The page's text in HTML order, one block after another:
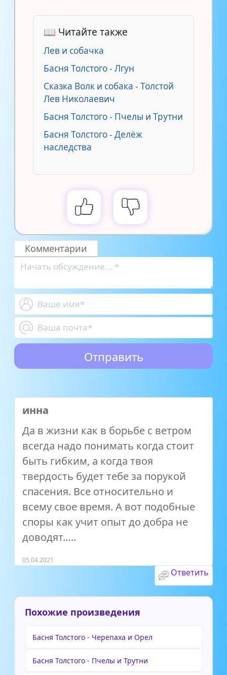
📖 Читайте также
Лев и собачка
Басня Толстого - Лгун
Сказка Волк и собака - Толстой
Лев Николаевич
Басня Толстого - Пчелы и Трутни
Басня Толстого - Делёж
наследства
Комментарии
инна
Да в жизни как в борьбе с ветром
всегда надо понимать когда стоит
быть гибким, а когда твоя
твердость будет тебе за порукой
спасения. Все относительно и
всему свое время. А вот подобные
споры как учит опыт до добра не
доводят…..
05.04.2021
Ответить
Похожие произведения
Басня Толстого - Черепаха и Орел
Басня Толстого - Пчелы и Трутни